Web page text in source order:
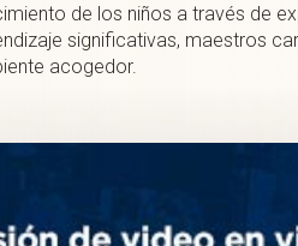
de los niños a través de
significativas, maestros
acogedor.